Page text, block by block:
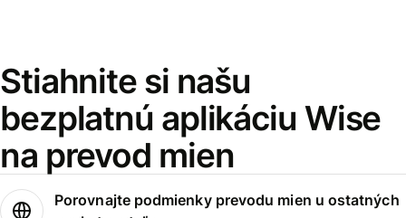
Stiahnite si našu
bezplatnú aplikáciu Wise
na prevod mien
Porovnajte podmienky prevodu mien u ostatných